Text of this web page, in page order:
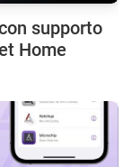
supporto
Home